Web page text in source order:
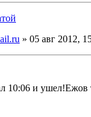
» 05 авг 2012,
10:06 и ушел!Ежов